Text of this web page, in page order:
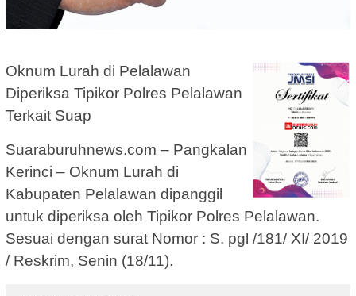
Oknum Lurah di Pelalawan
Diperiksa Tipikor Polres Pelalawan
Terkait Suap
Suaraburuhnews.com – Pangkalan
Kerinci – Oknum Lurah di
Kabupaten Pelalawan dipanggil
untuk diperiksa oleh Tipikor Polres Pelalawan.
Sesuai dengan surat Nomor : S. pgl /181/ XI/ 2019
/ Reskrim, Senin (18/11).